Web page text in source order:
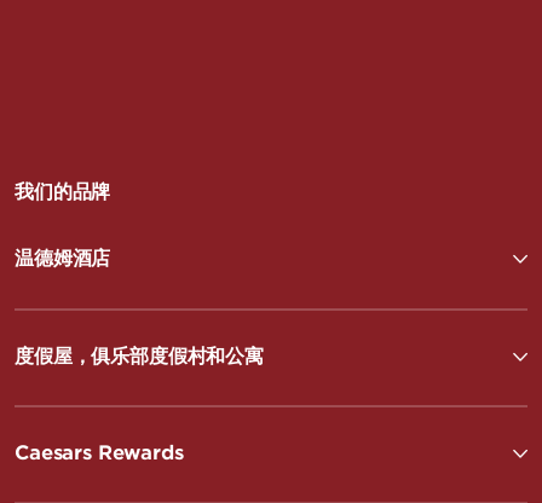
我们的品牌
温德姆酒店
度假屋，俱乐部度假村和公寓
Caesars Rewards